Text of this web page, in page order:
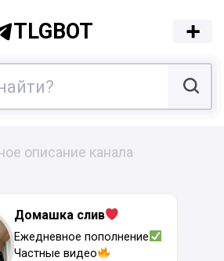
TLGBOT
описание канала
Домашка слив
Ежедневное пополнение
Частные видео